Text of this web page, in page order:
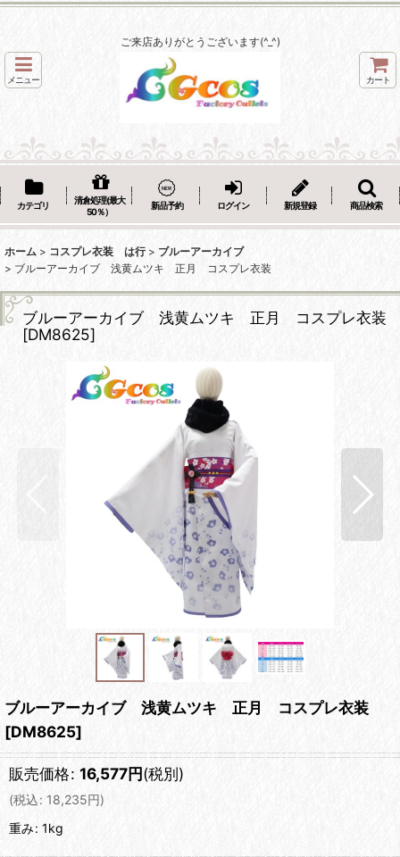
ご来店ありがとうございます(^_^)
メニュー カート
カテゴリ
清倉処理(最大
50％）
新品予約 ログイン 新規登録 商品検索
ホーム > コスプレ衣装 は行 > ブルーアーカイブ
> ブルーアーカイブ 浅黄ムツキ 正月 コスプレ衣装
ブルーアーカイブ 浅黄ムツキ 正月 コスプレ衣装
[DM8625]
ブルーアーカイブ 浅黄ムツキ 正月 コスプレ衣装
[DM8625]
販売価格: 16,577円(税別)
(税込: 18,235円)
重み: 1kg